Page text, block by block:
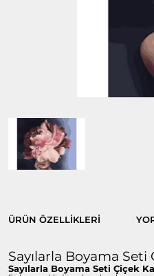
ÜRÜN ÖZELLIKLERI
Sayılarla Boyama Seti
Sayılarla Boyama Seti Çiçek